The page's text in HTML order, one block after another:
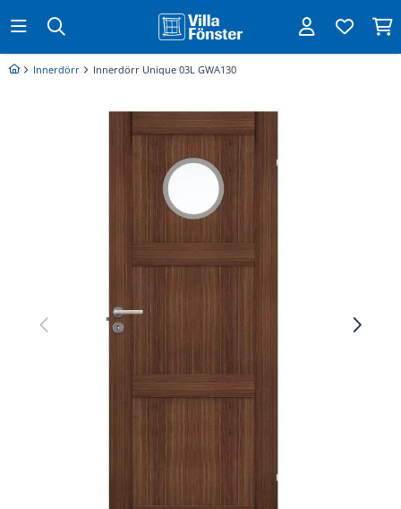
Innerdörr Innerdörr Unique 03L GWA130